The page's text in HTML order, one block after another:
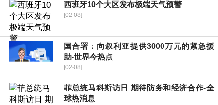
西班牙10个大区发布极端天气预警
[02-08]
国合署：向叙利亚提供3000万元的紧急援
助-世界今热点
[02-08]
菲总统马科斯访日 期待防务和经济合作-全
球热消息